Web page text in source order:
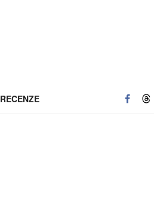
RECENZE